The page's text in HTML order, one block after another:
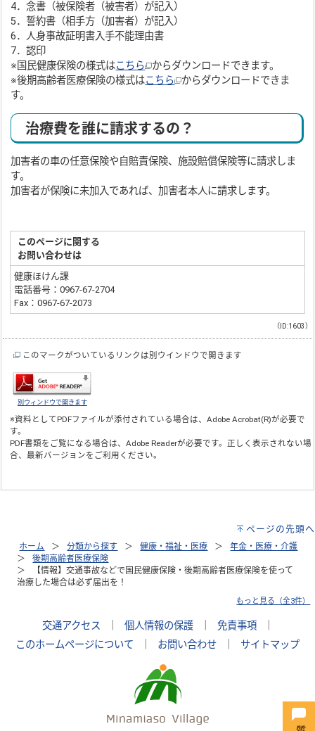
4．念書（被保険者（被害者）が記入）
5．誓約書（相手方（加害者）が記入）
6．人身事故証明書入手不能理由書
7．認印
※国民健康保険の様式はこちら
からダウンロードできます。
※後期高齢者医療保険の様式はこちら
からダウンロードできま
す。
治療費を誰に請求するの？
加害者の車の任意保険や自賠責保険、施設賠償保険等に請求しま
す。
加害者が保険に未加入であれば、加害者本人に請求します。
このページに関する
お問い合わせは
健康ほけん課
電話番号：0967-67-2704
Fax：0967-67-2073
（ID:1603）
このマークがついているリンクは別ウインドウで開きます
別ウィンドウで開きます
※資料としてPDFファイルが添付されている場合は、Adobe Acrobat(R)が必要で
す。
PDF書類をご覧になる場合は、Adobe Readerが必要です。正しく表示されない場
合、最新バージョンをご利用ください。
ページの先頭へ
ホーム 分類から探す 健康・福祉・医療
年金・医療・介護
後期高齢者医療保険
【情報】交通事故などで国民健康保険・後期高齢者医療保険を使って
治療した場合は必ず届出を！
もっと見る（全3件）
交通アクセス 個人情報の保護 免責事項
このホームページについて
お問い合わせ サイトマップ